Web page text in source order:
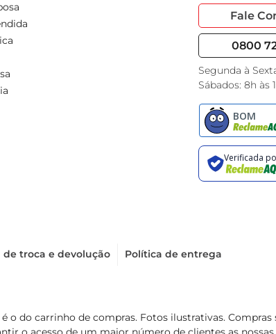
Fale
0800
Segunda à
Sábados: 8h às
de troca e devolução Política de entrega
o do carrinho de compras. Fotos ilustrativas.